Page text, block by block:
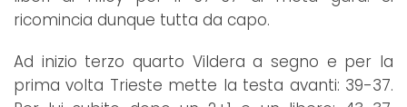
ricomincia dunque tutta da capo.
Ad inizio terzo quarto Vildera a segno e per la
prima volta Trieste mette la testa avanti: 39-37.